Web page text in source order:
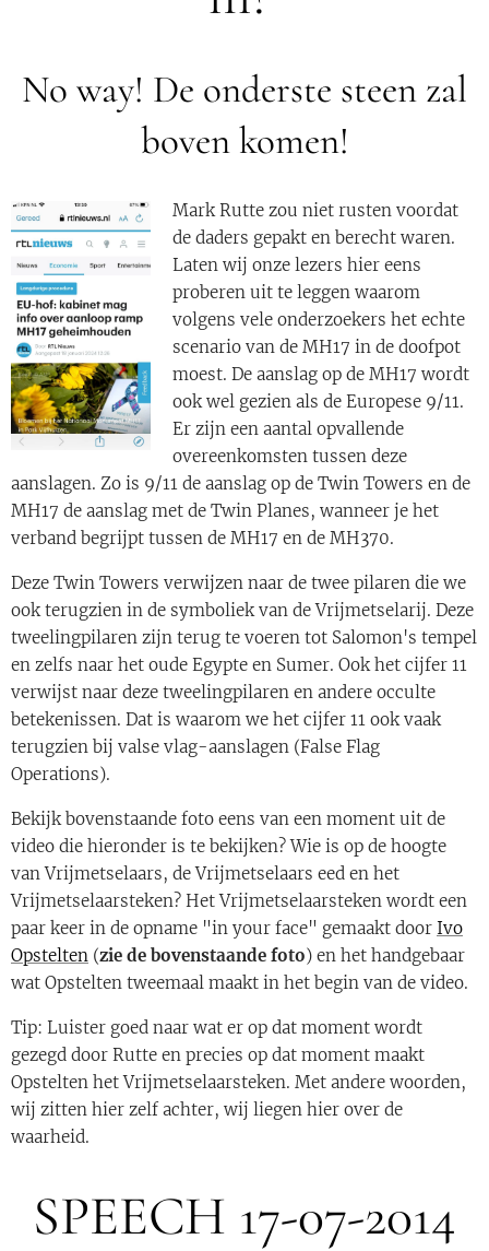
No way! De onderste steen zal
boven komen!
Mark Rutte zou niet rusten voordat
de daders gepakt en berecht waren.
Laten wij onze lezers hier eens
proberen uit te leggen waarom
volgens vele onderzoekers het echte
scenario van de MH17 in de doofpot
moest. De aanslag op de MH17 wordt
ook wel gezien als de Europese 9/11.
Er zijn een aantal opvallende
overeenkomsten tussen deze
aanslagen. Zo is 9/11 de aanslag op de Twin Towers en de
MH17 de aanslag met de Twin Planes, wanneer je het
verband begrijpt tussen de MH17 en de MH370.
Deze Twin Towers verwijzen naar de twee pilaren die we
ook terugzien in de symboliek van de Vrijmetselarij. Deze
tweelingpilaren zijn terug te voeren tot Salomon's tempel
en zelfs naar het oude Egypte en Sumer. Ook het cijfer 11
verwijst naar deze tweelingpilaren en andere occulte
betekenissen. Dat is waarom we het cijfer 11 ook vaak
terugzien bij valse vlag-aanslagen (False Flag
Operations).
Bekijk bovenstaande foto eens van een moment uit de
video die hieronder is te bekijken? Wie is op de hoogte
van Vrijmetselaars, de Vrijmetselaars eed en het
Vrijmetselaarsteken? Het Vrijmetselaarsteken wordt een
paar keer in de opname "in your face" gemaakt door Ivo
Opstelten (zie de bovenstaande foto) en het handgebaar
wat Opstelten tweemaal maakt in het begin van de video.
Tip: Luister goed naar wat er op dat moment wordt
gezegd door Rutte en precies op dat moment maakt
Opstelten het Vrijmetselaarsteken. Met andere woorden,
wij zitten hier zelf achter, wij liegen hier over de
waarheid.
SPEECH 17-07-2014